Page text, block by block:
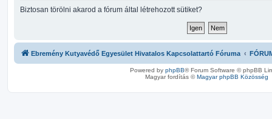
Biztosan törölni akarod a fórum által létrehozott sütiket?
Ebremény Kutyavédő Egyesület Hivatalos Kapcsolattartó Fóruma
Powered by phpBB® Forum Software © phpBB
Magyar fordítás ©Magyar phpBB Közösség